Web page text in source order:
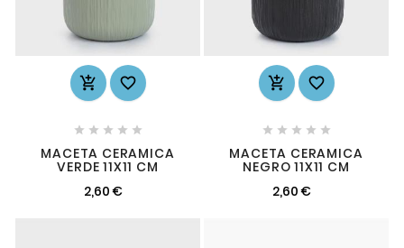
 
    
MACETA CERAMICA
VERDE 11X11 CM
2,60 €
 
    
MACETA CERAMICA
NEGRO 11X11 CM
2,60 €